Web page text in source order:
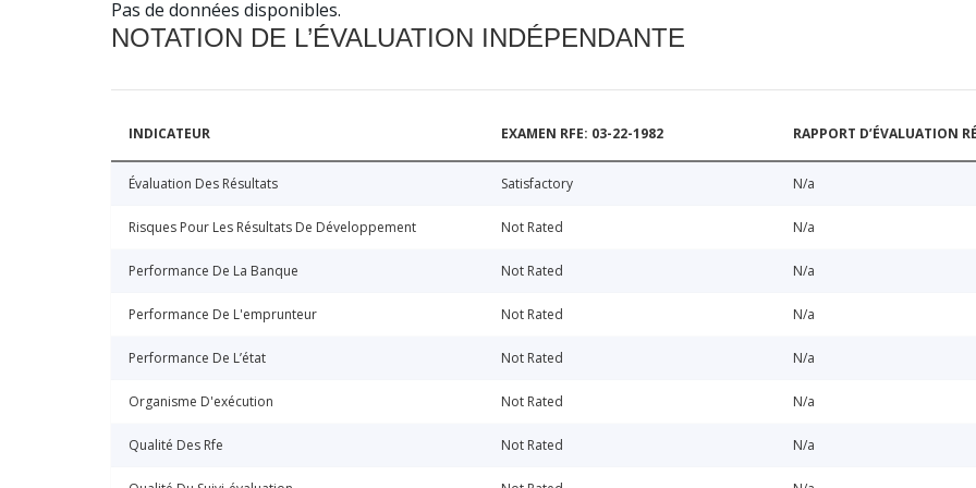
Pas de données disponibles.
NOTATION DE L’ÉVALUATION INDÉPENDANTE
INDICATEUR EXAMEN RFE: 03-22-1982 RAPPORT D’ÉVALUATION
Évaluation Des Résultats Satisfactory N/a
Risques Pour Les Résultats De Développement Not Rated N/a
Performance De La Banque Not Rated N/a
Performance De L'emprunteur Not Rated N/a
Performance De L’état Not Rated N/a
Organisme D'exécution Not Rated N/a
Qualité Des Rfe Not Rated N/a